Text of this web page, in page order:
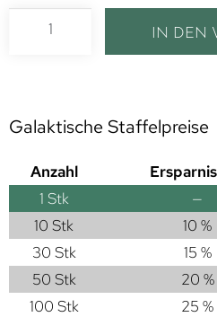
IN DEN
Galaktische Staffelpreise
Anzahl
1 Stk —
10 Stk
10 %
30 Stk
15 %
50 Stk
20 %
100 Stk
25 %